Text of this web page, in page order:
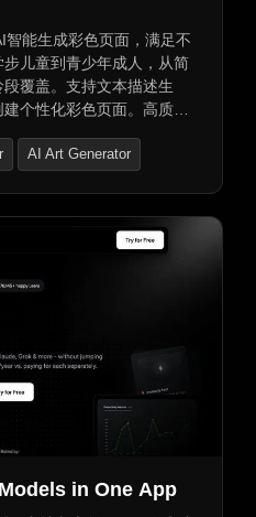
能生成彩色页面，满足不
儿童到青少年成人，从简
覆盖。支持文本描述生
个性化彩色页面。高质量
步转换过程：上传、处
AI Art Generator
in One App